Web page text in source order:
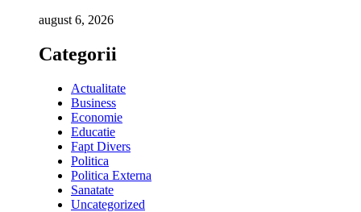
august 6, 2026
Categorii
Actualitate
Business
Economie
Educatie
Fapt Divers
Politica
Politica Externa
Sanatate
Uncategorized